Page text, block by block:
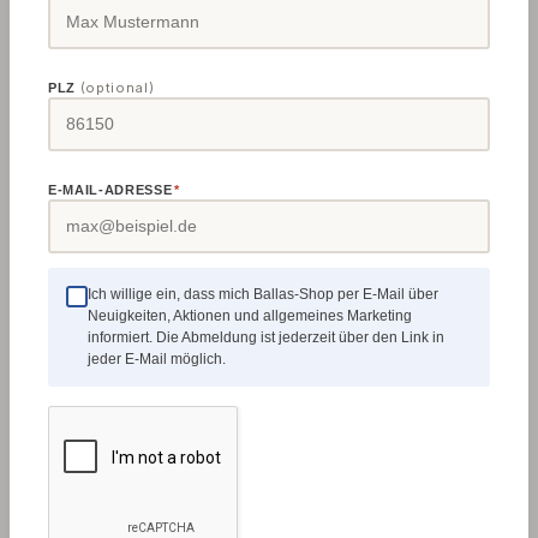
Anzeigeuhr mit Analoganzeige für
PLZ (optional)
E-MAIL-ADRESSE*
Ich willige ein, dass mich Ballas-Shop per E-Mail über
Neuigkeiten, Aktionen und allgemeines Marketing
informiert. Die Abmeldung ist jederzeit über den Link in
jeder E-Mail möglich.